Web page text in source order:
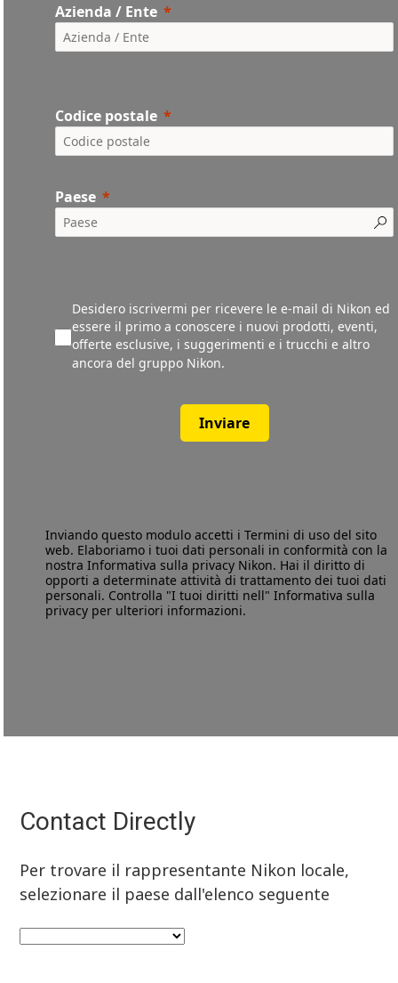
Azienda / Ente
Codice postale
Paese
Desidero iscrivermi per ricevere le e-mail di Nikon ed
essere il primo a conoscere i nuovi prodotti, eventi,
offerte esclusive, i suggerimenti e i trucchi e altro
ancora del gruppo Nikon.
Inviare
Inviando questo modulo accetti iTermini di uso del sito
web. Elaboriamo i tuoi dati personali in conformità con la
nostraInformativa sulla privacy Nikon. Hai il diritto di
opporti a determinate attività di trattamento dei tuoi dati
personali. Controlla "I tuoi diritti nell" Informativa sulla
privacy per ulteriori informazioni.
Contact Directly
Per trovare il rappresentante Nikon locale,
selezionare il paese dall'elenco seguente